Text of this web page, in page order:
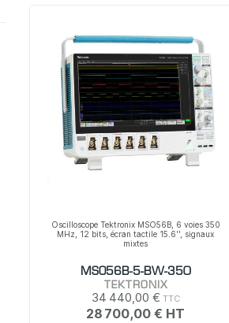
Oscilloscope Tektronix MSO56B, 6 voies 350
MHz, 12 bits, écran tactile 15.6'', signaux
mixtes
MSO56B-5-BW-350
TEKTRONIX
34 440,00 €
28 700,00 €